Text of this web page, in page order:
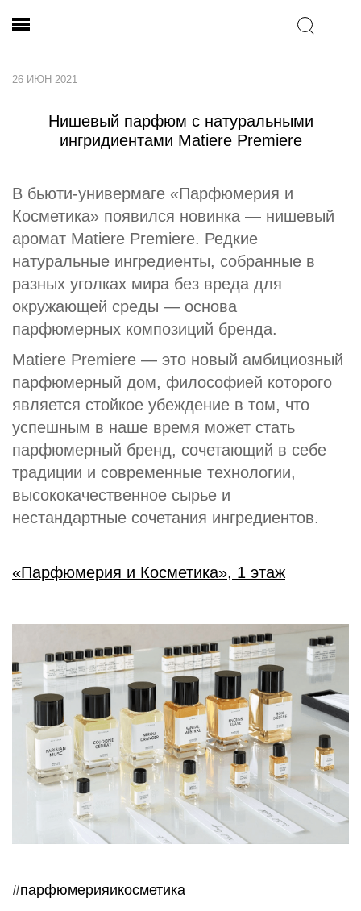
26 ИЮН 2021
Нишевый парфюм с натуральными
ингридиентами Matiere Premiere
В бьюти-универмаге «Парфюмерия и
Косметика» появился новинка — нишевый
аромат Matiere Premiere. Редкие
натуральные ингредиенты, собранные в
разных уголках мира без вреда для
окружающей среды — основа
парфюмерных композиций бренда.
Matiere Premiere — это новый амбициозный
парфюмерный дом, философией которого
является стойкое убеждение в том, что
успешным в наше время может стать
парфюмерный бренд, сочетающий в себе
традиции и современные технологии,
высококачественное сырье и
нестандартные сочетания ингредиентов.
«Парфюмерия и Косметика», 1 этаж
#парфюмерияикосметика